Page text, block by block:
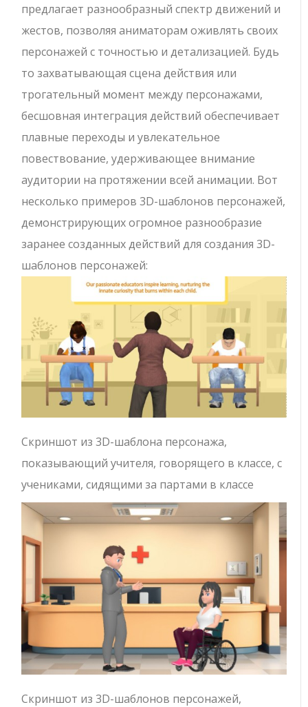
предлагает разнообразный спектр движений и
жестов, позволяя аниматорам оживлять своих
персонажей с точностью и детализацией. Будь
то захватывающая сцена действия или
трогательный момент между персонажами,
бесшовная интеграция действий обеспечивает
плавные переходы и увлекательное
повествование, удерживающее внимание
аудитории на протяжении всей анимации. Вот
несколько примеров 3D-шаблонов персонажей,
демонстрирующих огромное разнообразие
заранее созданных действий для создания 3D-
шаблонов персонажей:
Скриншот из 3D-шаблона персонажа,
показывающий учителя, говорящего в классе, с
учениками, сидящими за партами в классе
Скриншот из 3D-шаблонов персонажей,